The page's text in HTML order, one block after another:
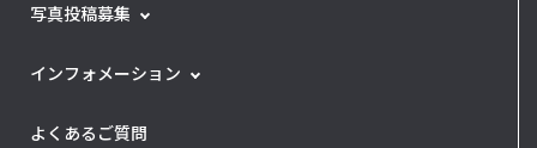
写真投稿募集
インフォメーション
よくあるご質問